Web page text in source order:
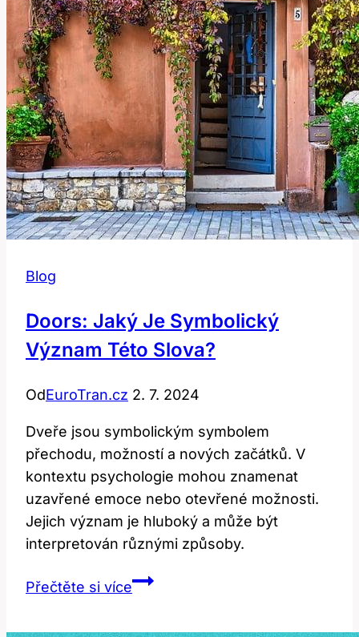
Blog
Doors: Jaký Je Symbolický
Význam Této Slova?
OdEuroTran.cz 2. 7. 2024
Dveře jsou symbolickým symbolem
přechodu, možností a nových začátků. V
kontextu psychologie mohou znamenat
uzavřené emoce nebo otevřené možnosti.
Jejich význam je hluboký a může být
interpretován různými způsoby.
Přečtěte si víceDoors: